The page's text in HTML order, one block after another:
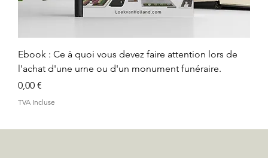
Ebook : Ce à quoi vous devez faire attention lors de
l'achat d'une urne ou d'un monument funéraire.
Prix
0,00 €
TVA Incluse